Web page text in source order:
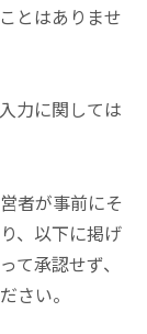
とはありませ
力に関しては
者が事前にそ
、以下に掲げ
て承認せず、
さい。